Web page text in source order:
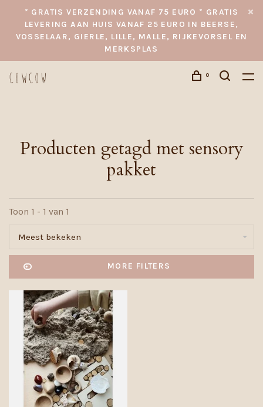
* GRATIS VERZENDING VANAF 75 EURO * GRATIS
LEVERING AAN HUIS VANAF 25 EURO IN BEERSE,
VOSSELAAR, GIERLE, LILLE, MALLE, RIJKEVORSEL EN
MERKSPLAS
0
Producten getagd met sensory
pakket
Toon 1 - 1 van 1
Meest bekeken
MORE FILTERS